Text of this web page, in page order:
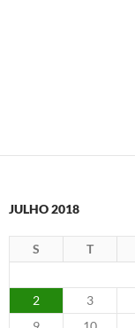
JULHO 2018
S T
2
3